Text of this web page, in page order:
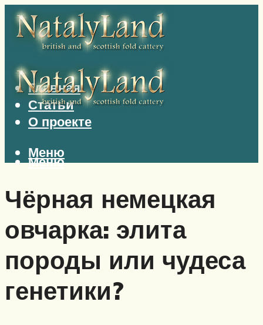
Главная
Статьи
О проекте
Меню
Меню
Чёрная немецкая
овчарка: элита
породы или чудеса
генетики?